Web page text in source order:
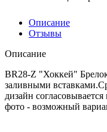
Описание
Отзывы
Описание
BR28-Z "Хоккей"
заливными
дизайн
фото - возможный